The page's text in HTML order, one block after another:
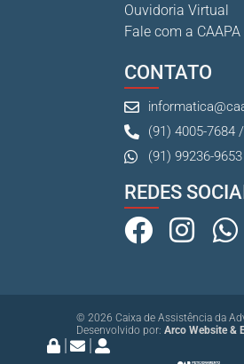
Ouvidoria Virtual
Fale com a CAAPA
CONTATO
(91) 4005-7684
(91) 99236-9653
REDES
© 2026 Caixa de Assistência da
Desenvolvido por: Arco Website &